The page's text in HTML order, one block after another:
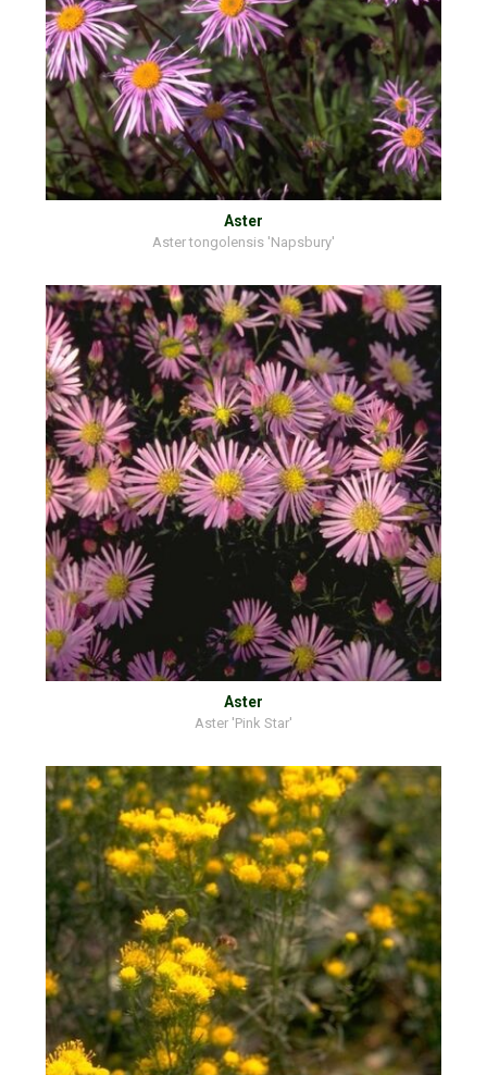
Aster
Aster tongolensis 'Napsbury'
Aster
Aster 'Pink Star'